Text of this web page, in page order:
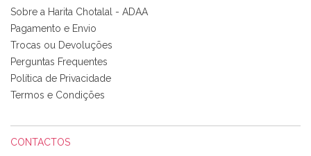
Tudo chegou em condições, pois os produtos vieram muito
bem acondicionados. Estou plenamente satisfeita com os
produtos adquiridos. Relativamente à bolsa, tem um tecido
com um padrão e cores muito bonitas e a execução está
perfeitíssima. Futuramente penso voltar a comprar na vossa
loja, têm excelentes artigos a um preço muito justo. A
Sobre a Harita Chotalal - ADAA
Pagamento e Envio
Trocas ou Devoluções
Perguntas Frequentes
Política de Privacidade
Termos e Condições
CONTACTOS